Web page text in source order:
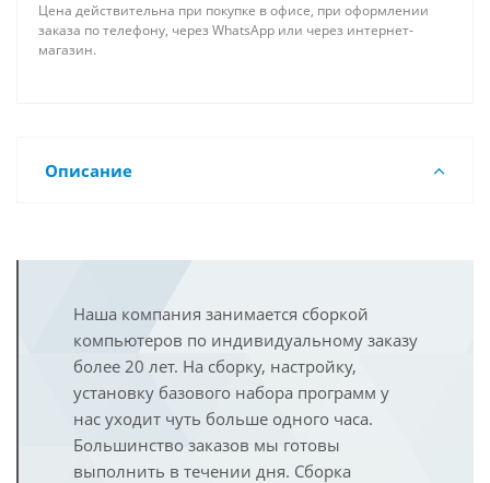
Цена действительна при покупке в офисе, при оформлении
заказа по телефону, через WhatsApp или через интернет-
магазин.
Описание
Наша компания занимается сборкой
компьютеров по индивидуальному заказу
более 20 лет. На сборку, настройку,
установку базового набора программ у
нас уходит чуть больше одного часа.
Большинство заказов мы готовы
выполнить в течении дня. Сборка